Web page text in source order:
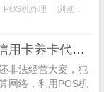
选，费率如下图所
率0.6%， 单笔最
POS机办理
浏览：
涉案52亿！全国特大信用卡养卡代还团伙覆灭，千张银行卡、数百台POS机被查
非法经营大案，犯
网络，利用POS机